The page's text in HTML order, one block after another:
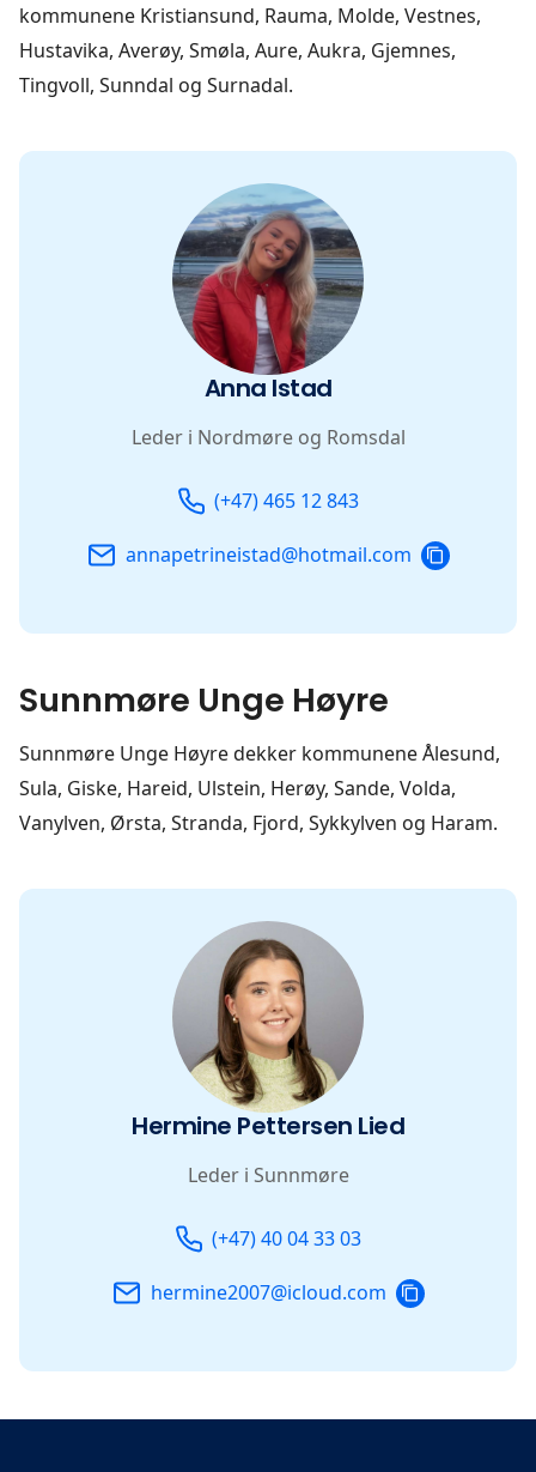
kommunene Kristiansund, Rauma, Molde, Vestnes,
Hustavika, Averøy, Smøla, Aure, Aukra, Gjemnes,
Tingvoll, Sunndal og Surnadal.
Anna Istad
Leder i Nordmøre og Romsdal
(+47) 465 12 843
annapetrineistad@hotmail.com COPY
EMAIL
Sunnmøre Unge Høyre
Sunnmøre Unge Høyre dekker kommunene Ålesund,
Sula, Giske, Hareid, Ulstein, Herøy, Sande, Volda,
Vanylven, Ørsta, Stranda, Fjord, Sykkylven og Haram.
Hermine Pettersen Lied
Leder i Sunnmøre
(+47) 40 04 33 03
hermine2007@icloud.com COPY
EMAIL